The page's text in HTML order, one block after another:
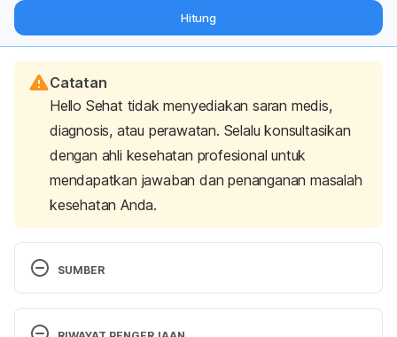
Hitung
Catatan
Hello Sehat tidak menyediakan saran medis,
diagnosis, atau perawatan. Selalu konsultasikan
dengan ahli kesehatan profesional untuk
mendapatkan jawaban dan penanganan masalah
kesehatan Anda.
SUMBER
book